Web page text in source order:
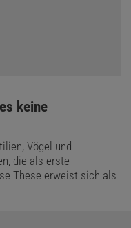
keine
Vögel und
die als erste
These erweist sich als